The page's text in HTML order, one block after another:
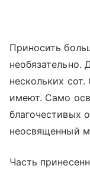
Приносить
необязательно.
нескольких
имеют. Само
благочестивых
неосвященный
Часть